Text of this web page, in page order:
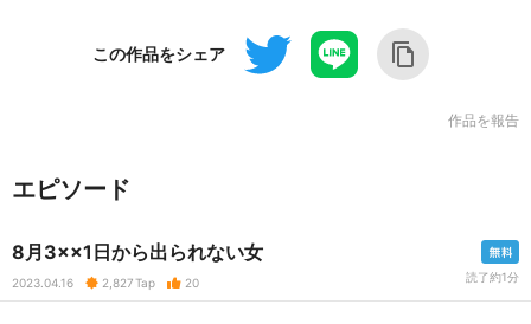
この作品をシェア
作品を報告
エピソード
8月3××1日から出られない女
2023.04.16 2,827Tap 20 読了約1分